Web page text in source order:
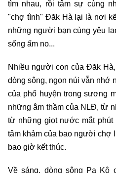
tìm nhau, rồi tâm sự cùng
"chợ tình" Đăk Hà lại là nơi
những người bạn cùng yêu
sống ấm no...
Nhiều người con của Đăk
dòng sông, ngọn núi vẫn nhớ
của phố huyện trong sương
những âm thầm của NLĐ, từ
từ những giọt nước mắt phút
tâm khảm của bao người chợ
bao giờ kết thúc.
Về sáng, dòng sông Pa Kô